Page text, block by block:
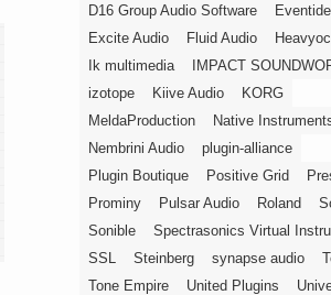
D16 Group Audio Software
Eventide
Excite Audio
Fluid Audio
Ik multimedia
IMPACT
izotope
Kiive Audio
KORG
MeldaProduction
Native
Nembrini Audio
plugin-alliance
Plugin Boutique
Positive Grid
Prominy
Pulsar Audio Roland
Sonible
Spectrasonics Virtual
SSL
Steinberg synapse audio
Tone Empire
United Plugins